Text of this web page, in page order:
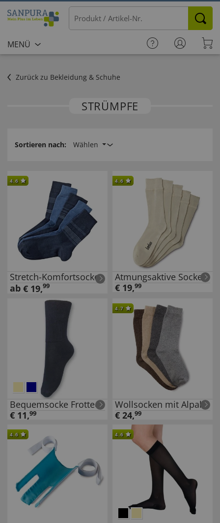
MENÜ
Zurück zu Bekleidung & Schuhe
STRÜMPFE
Sortieren nach: Wählen
4.6
Stretch-Komfortsocken
ab € 19,99
4.6
Atmungsaktive Socken
€ 19,99
Bequemsocke Frottee
€ 11,99
4.7
Wollsocken mit Alpaka
€ 24,99
4.6 4.6